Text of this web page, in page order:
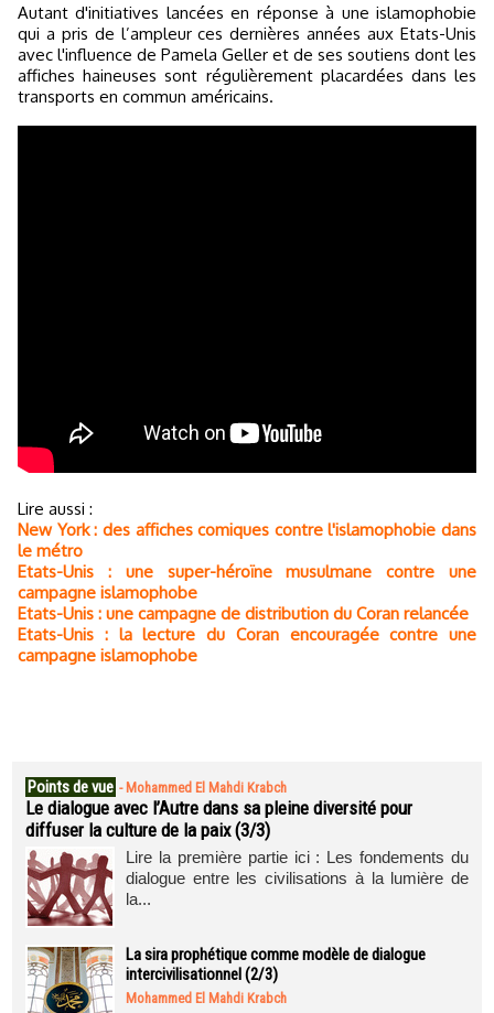
Autant d'initiatives lancées en réponse à une islamophobie
qui a pris de l’ampleur ces dernières années aux Etats-Unis
avec l'influence de Pamela Geller et de ses soutiens dont les
affiches haineuses sont régulièrement placardées dans les
transports en commun américains.
Lire aussi :
New York : des affiches comiques contre l'islamophobie dans
le métro
Etats-Unis : une super-héroïne musulmane contre une
campagne islamophobe
Etats-Unis : une campagne de distribution du Coran relancée
Etats-Unis : la lecture du Coran encouragée contre une
campagne islamophobe
Points de vue - Mohammed El Mahdi Krabch
Le dialogue avec l’Autre dans sa pleine diversité pour
diffuser la culture de la paix (3/3)
Lire la première partie ici : Les fondements du
dialogue entre les civilisations à la lumière de
la...
La sira prophétique comme modèle de dialogue
intercivilisationnel (2/3)
Mohammed El Mahdi Krabch